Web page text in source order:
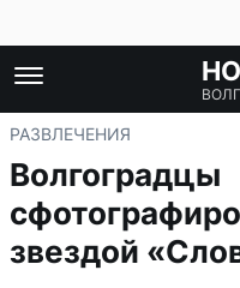
РАЗВЛЕЧЕНИЯ
Волгоградцы
звездой